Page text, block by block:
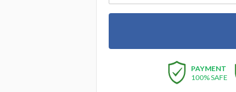
PAYMENT
100% SAFE